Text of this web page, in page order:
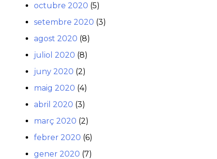
octubre 2020 (5)
setembre 2020 (3)
agost 2020 (8)
juliol 2020 (8)
juny 2020 (2)
maig 2020 (4)
abril 2020 (3)
març 2020 (2)
febrer 2020 (6)
gener 2020 (7)